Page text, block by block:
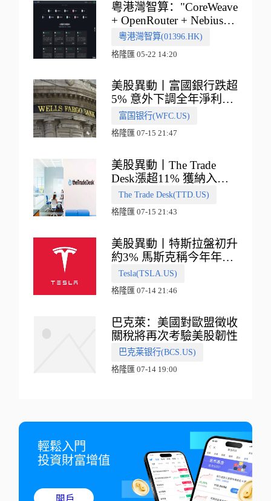
粵港灣智算："CoreWeave
+ OpenRouter + Nebius"
多向融合的中國智算新範
式
粵港灣智算(01396.HK)
格隆匯 05-22 14:20
美股異動丨富國銀行跌超
5% 意外下調全年淨利息
收入指引
富国银行(WFC.US)
格隆匯 07-15 21:47
美股異動丨The Trade
Desk漲超11% 獲納入標
普500指數
The Trade Desk(TTD.US)
格隆匯 07-15 21:43
美股異動丨特斯拉盤初升
約3% 馬斯克稱今年年底
會有‘史詩級震撼’的演示
Tesla(TSLA.US)
格隆匯 07-14 21:46
巴克萊：美國對歐盟徵收
關稅將再次考驗美股韌性
巴克莱银行(BCS.US)
格隆匯 07-14 19:00
輕鬆入門
投資財富增值
開戶